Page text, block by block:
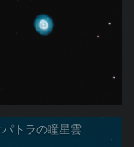
トラの瞳星雲